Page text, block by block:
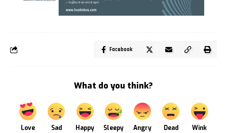
Facebook
What do you think?
Love Sad Happy Sleepy Angry Dead Wink